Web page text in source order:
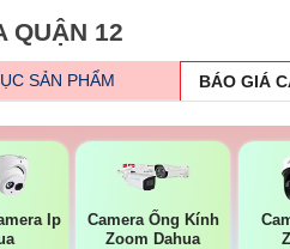
QUẬN 12
SẢN PHẨM BÁO GIÁ
Ip
Camera Ống Kính
Zoom Dahua